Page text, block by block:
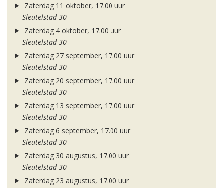
Zaterdag 11 oktober, 17.00 uur
Sleutelstad 30
Zaterdag 4 oktober, 17.00 uur
Sleutelstad 30
Zaterdag 27 september, 17.00 uur
Sleutelstad 30
Zaterdag 20 september, 17.00 uur
Sleutelstad 30
Zaterdag 13 september, 17.00 uur
Sleutelstad 30
Zaterdag 6 september, 17.00 uur
Sleutelstad 30
Zaterdag 30 augustus, 17.00 uur
Sleutelstad 30
Zaterdag 23 augustus, 17.00 uur